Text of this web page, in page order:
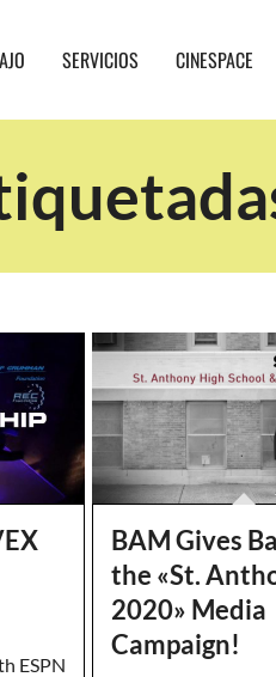
SERVICIOS CINESPACE
ESPN
BAM Gives
the «St.
2020» Media
Campaign!